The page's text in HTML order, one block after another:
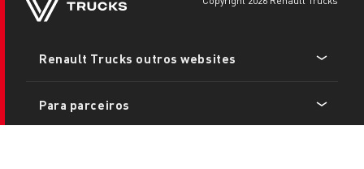
menu
Renault Trucks outros websites
Para parceiros